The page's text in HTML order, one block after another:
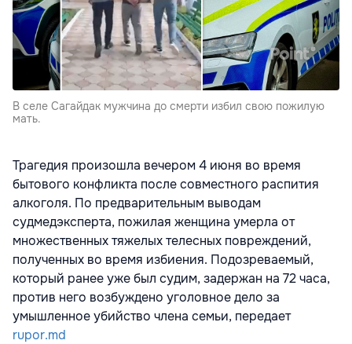
В селе Сагайдак мужчина до смерти избил свою пожилую
мать.
Трагедия произошла вечером 4 июня во время
бытового конфликта после совместного распития
алкоголя. По предварительным выводам
судмедэксперта, пожилая женщина умерла от
множественных тяжелых телесных повреждений,
полученных во время избиения. Подозреваемый,
который ранее уже был судим, задержан на 72 часа,
против него возбуждено уголовное дело за
умышленное убийство члена семьи, передает
rupor.md